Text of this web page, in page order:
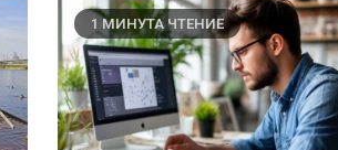
1 МИНУТА ЧТЕНИЕ